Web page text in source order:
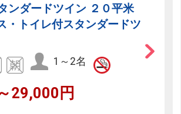
ンダードツイン ２０平米
・トイレ付スタンダードツ
1～2名
29,000円